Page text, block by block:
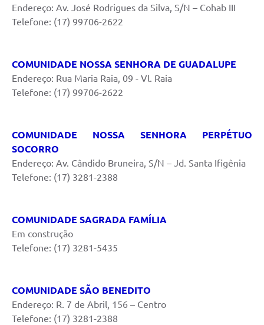
Endereço: Av. José Rodrigues da Silva, S/N – Cohab III
Telefone: (17) 99706-2622
COMUNIDADE NOSSA SENHORA DE GUADALUPE
Endereço: Rua Maria Raia, 09 - Vl. Raia
Telefone: (17) 99706-2622
COMUNIDADE NOSSA SENHORA PERPÉTUO
SOCORRO
Endereço: Av. Cândido Bruneira, S/N – Jd. Santa Ifigênia
Telefone: (17) 3281-2388
COMUNIDADE SAGRADA FAMÍLIA
Em construção
Telefone: (17) 3281-5435
COMUNIDADE SÃO BENEDITO
Endereço: R. 7 de Abril, 156 – Centro
Telefone: (17) 3281-2388